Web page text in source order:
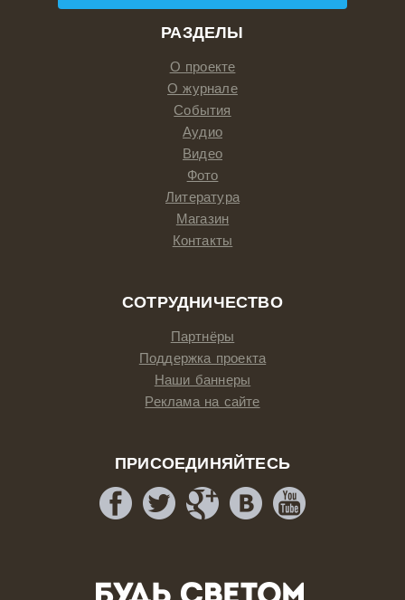
РАЗДЕЛЫ
О проекте
О журнале
События
Аудио
Видео
Фото
Литература
Магазин
Контакты
СОТРУДНИЧЕСТВО
Партнёры
Поддержка проекта
Наши баннеры
Реклама на сайте
ПРИСОЕДИНЯЙТЕСЬ